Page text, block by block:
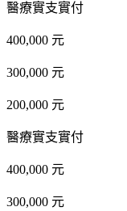
醫療實支實付
400,000 元
300,000 元
200,000 元
醫療實支實付
400,000 元
300,000 元